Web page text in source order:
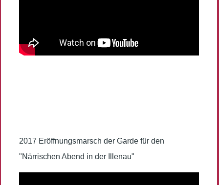
2017 Eröffnungsmarsch der Garde für den
"Närrischen Abend in der Illenau"